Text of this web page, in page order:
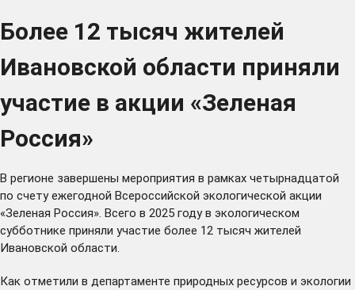
Более 12 тысяч жителей
Ивановской области приняли
участие в акции «Зеленая
Россия»
В регионе завершены мероприятия в рамках четырнадцатой
по счету ежегодной Всероссийской экологической акции
«Зеленая Россия». Всего в 2025 году в экологическом
субботнике приняли участие более 12 тысяч жителей
Ивановской области.
Как отметили в департаменте природных ресурсов и экологии